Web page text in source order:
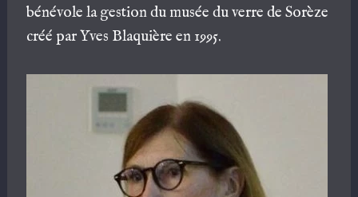
bénévole la gestion du musée du verre de Sorèze
créé par Yves Blaquière en 1995.